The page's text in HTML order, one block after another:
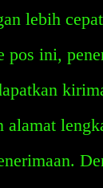
lebih
pos ini,
alamat